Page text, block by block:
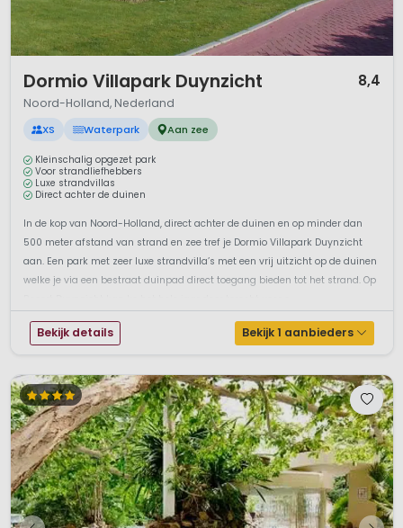
Dormio Villapark Duynzicht 8,4
Noord-Holland, Nederland
XS Waterpark Aan zee
Kleinschalig opgezet park
Voor strandliefhebbers
Luxe strandvillas
Direct achter de duinen
In de kop van Noord-Holland, direct achter de duinen en op minder dan
500 meter afstand van strand en zee tref je Dormio Villapark Duynzicht
aan. Een park met zeer luxe strandvilla’s met een vrij uitzicht op de duinen
welke je via een bestraat duinpad direct toegang bieden tot het strand. Op
Bekijk details Bekijk 1 aanbieders